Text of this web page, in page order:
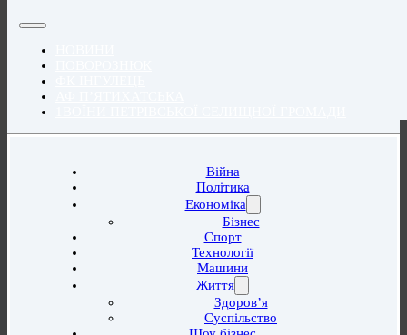
Війна
Політика
Економіка
Бізнес
Спорт
Технології
Машини
Життя
Здоров’я
Суспільство